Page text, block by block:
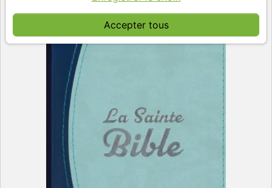
Accepter tous